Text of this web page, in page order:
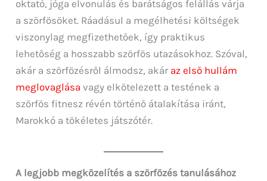
oktató, jóga elvonulás és barátságos felállás várja
a szörfösöket. Ráadásul a megélhetési költségek
viszonylag megfizethetőek, így praktikus
lehetőség a hosszabb szörfös utazásokhoz. Szóval,
akár a szörfözésről álmodsz, akár az első hullám
meglovaglása vagy elkötelezett a testének a
szörfös fitnesz révén történő átalakítása iránt,
Marokkó a tökéletes játszótér.
A legjobb megközelítés a szörfözés tanulásához